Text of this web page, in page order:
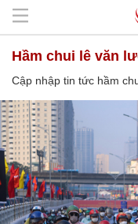
hầm chui lê văn
Cập nhập tin tức hầm